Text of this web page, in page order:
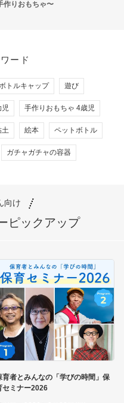
作りおもちゃ〜
ード
トルキャップ 遊び
児 手作りおもちゃ 4歳児
土 絵本 ペットボトル
ガチャガチャの容器
向け
ピックアップ
育者とみんなの「学びの時間」保
セミナー2026